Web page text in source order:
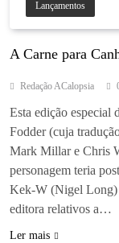
Lançamentos
A Carne para
Redação ACalopsia
Esta edição especial
Fodder (cuja
Mark Millar e Chris
personagem teria
Kek-W (Nigel Long)
editora relativos a…
Ler mais